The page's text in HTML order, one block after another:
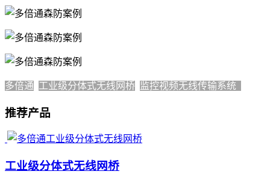
多倍通 工业级分体式无线网桥 监控视频无线传输系统
推荐产品
工业级分体式无线网桥